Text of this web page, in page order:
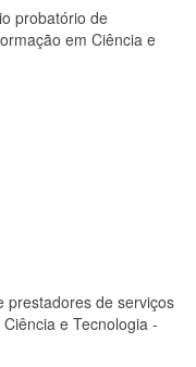
probatório de
em Ciência e
prestadores de serviços
e Tecnologia -